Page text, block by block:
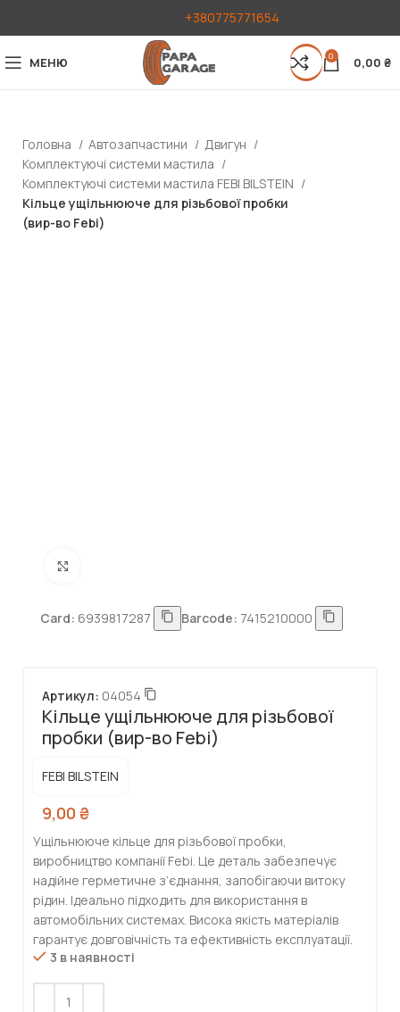
+380775771654
МЕНЮ 0 0,00 ₴
Головна Автозапчастини
Двигун
Комплектуючі системи мастила
Комплектуючі системи мастила FEBI BILSTEIN
Кільце ущільнююче для різьбової пробки
(вир-во Febi)
Card: 6939817287 Barcode: 7415210000
Кільце ущільнююче для різьбової
пробки (вир-во Febi)
Артикул: 04054
FEBI BILSTEIN
9,00 ₴
Ущільнююче кільце для різьбової пробки,
виробництво компанії Febi. Це деталь забезпечує
надійне герметичне з’єднання, запобігаючи витоку
рідин. Ідеально підходить для використання в
автомобільних системах. Висока якість матеріалів
гарантує довговічність та ефективність експлуатації.
3 в наявності